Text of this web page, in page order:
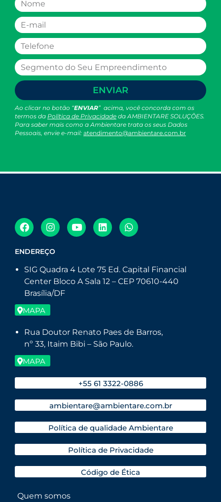
ENVIAR
Ao clicar no botão “ENVIAR” acima, você concorda com os
termos da Política de Privacidade da AMBIENTARE SOLUÇÕES.
Para saber mais como a Ambientare trata os seus Dados
Pessoais, envie e-mail: atendimento@ambientare.com.br
ENDEREÇO
SIG Quadra 4 Lote 75 Ed. Capital Financial
Center Bloco A Sala 12 – CEP 70610-440
Brasília/DF
MAPA
Rua Doutor Renato Paes de Barros,
nº 33, Itaim Bibi – São Paulo.
MAPA
+55 61 3322-0886
ambientare@ambientare.com.br
Política de qualidade Ambientare
Política de Privacidade
Código de Ética
Quem somos